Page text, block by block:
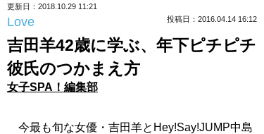
更新日：2018.10.29 11:21
Love 投稿日：2016.04.14 16:12
吉田羊42歳に学ぶ、年下ピチピチ
彼氏のつかまえ方
女子SPA！編集部
今最も旬な女優・吉田羊とHey!Say!JUMP中島